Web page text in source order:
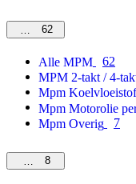
MPM62
Alle MPM
62
MPM 2-takt / 4-
Mpm Koelvloeistof
Mpm Motorolie
Mpm Overig
7
Overig
8